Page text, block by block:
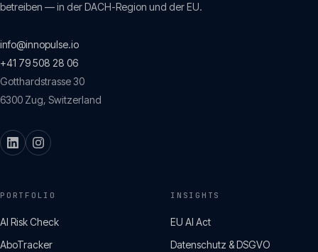
betreiben — in der DACH-Region und der EU.
info@innopulse.io
+41 79 508 28 06
Gotthardstrasse 30
6300 Zug, Switzerland
PORTFOLIO
AI Risk Check
AboTracker
INSIGHTS
EU AI Act
Datenschutz & DSGVO